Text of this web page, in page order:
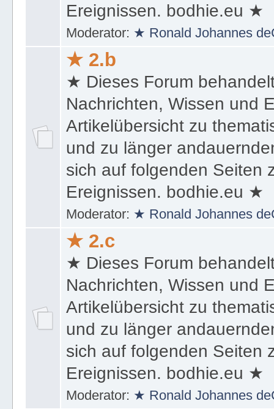
Ereignissen. bodhie.eu ★
Moderator: ★ Ronald Johannes
★ 2.b
★ Dieses Forum
Nachrichten, Wissen und
Artikelübersicht zu
und zu länger
sich auf folgenden Seiten
Ereignissen. bodhie.eu ★
Moderator: ★ Ronald Johannes
★ 2.c
★ Dieses Forum
Nachrichten, Wissen und
Artikelübersicht zu
und zu länger
sich auf folgenden Seiten
Ereignissen. bodhie.eu ★
Moderator: ★ Ronald Johannes